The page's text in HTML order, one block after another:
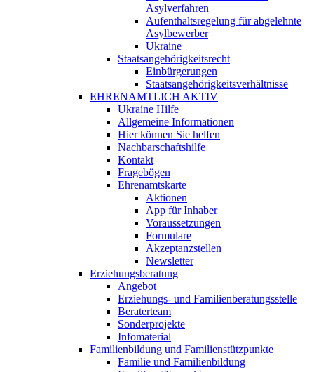
Asylverfahren
Aufenthaltsregelung für abgelehnte
Asylbewerber
Ukraine
Staatsangehörigkeitsrecht
Einbürgerungen
Staatsangehörigkeitsverhältnisse
EHRENAMTLICH AKTIV
Ukraine Hilfe
Allgemeine Informationen
Hier können Sie helfen
Nachbarschaftshilfe
Kontakt
Fragebögen
Ehrenamtskarte
Aktionen
App für Inhaber
Voraussetzungen
Formulare
Akzeptanzstellen
Newsletter
Erziehungsberatung
Angebot
Erziehungs- und Familienberatungsstelle
Beraterteam
Sonderprojekte
Infomaterial
Familienbildung und Familienstützpunkte
Familie und Familienbildung